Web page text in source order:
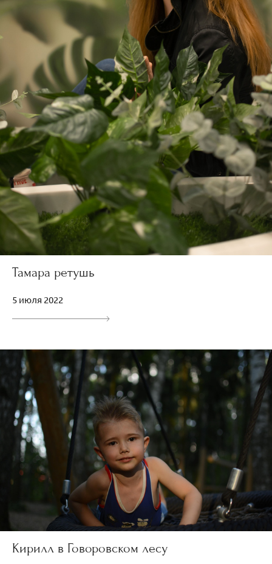
Тамара ретушь
5 июля 2022
Кирилл в Говоровском лесу